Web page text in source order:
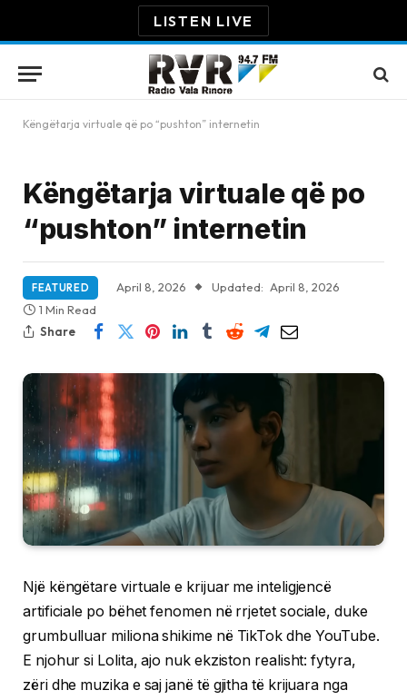
LISTEN LIVE
Këngëtarja virtuale që po “pushton” internetin
Këngëtarja virtuale që po
“pushton” internetin
FEATURED April 8, 2026 Updated: April 8, 2026
1 Min Read
Share
Një këngëtare virtuale e krijuar me inteligjencë
artificiale po bëhet fenomen në rrjetet sociale, duke
grumbulluar miliona shikime në TikTok dhe YouTube.
E njohur si Lolita, ajo nuk ekziston realisht: fytyra,
zëri dhe muzika e saj janë të gjitha të krijuara nga